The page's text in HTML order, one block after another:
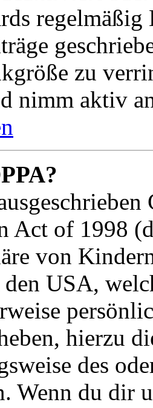
zu
nimm aktiv
Act of 1998
von
USA,
hierzu
des
Wenn du dir